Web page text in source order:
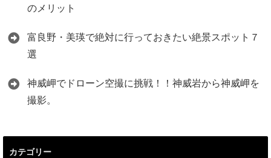
のメリット
富良野・美瑛で絶対に行っておきたい絶景スポット７
選
神威岬でドローン空撮に挑戦！！神威岩から神威岬を
撮影。
カテゴリー